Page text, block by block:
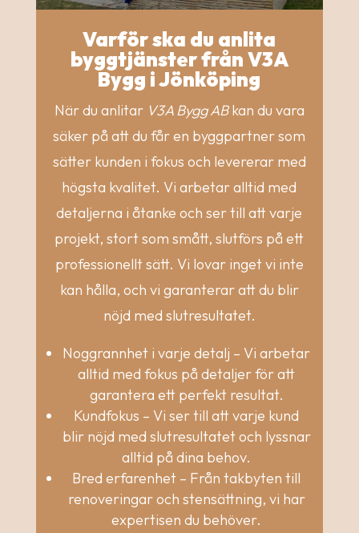
Varför ska du anlita
byggtjänster från V3A
Bygg i Jönköping
När du anlitar V3A Bygg ABkan du vara
säker på att du får en byggpartner som
sätter kunden i fokus och levererar med
högsta kvalitet. Vi arbetar alltid med
detaljerna i åtanke och ser till att varje
projekt, stort som smått, slutförs på ett
professionellt sätt. Vi lovar inget vi inte
kan hålla, och vi garanterar att du blir
nöjd med slutresultatet.
Noggrannhet i varje detalj – Vi arbetar
alltid med fokus på detaljer för att
garantera ett perfekt resultat.
Kundfokus – Vi ser till att varje kund
blir nöjd med slutresultatet och lyssnar
alltid på dina behov.
Bred erfarenhet – Från takbyten till
renoveringar och stensättning, vi har
expertisen du behöver.